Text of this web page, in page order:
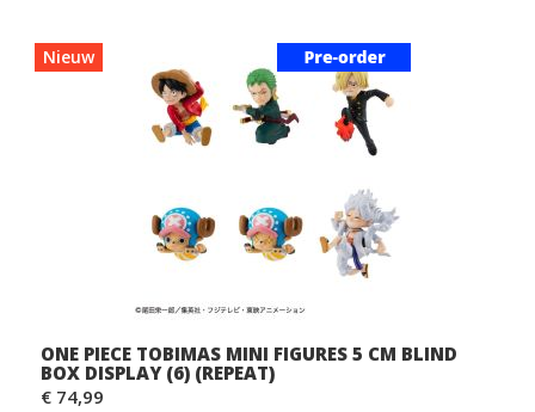
Nieuw
ONE PIECE TOBIMAS MINI FIGURES 5 CM BLIND
BOX DISPLAY (6) (REPEAT)
€ 74,99